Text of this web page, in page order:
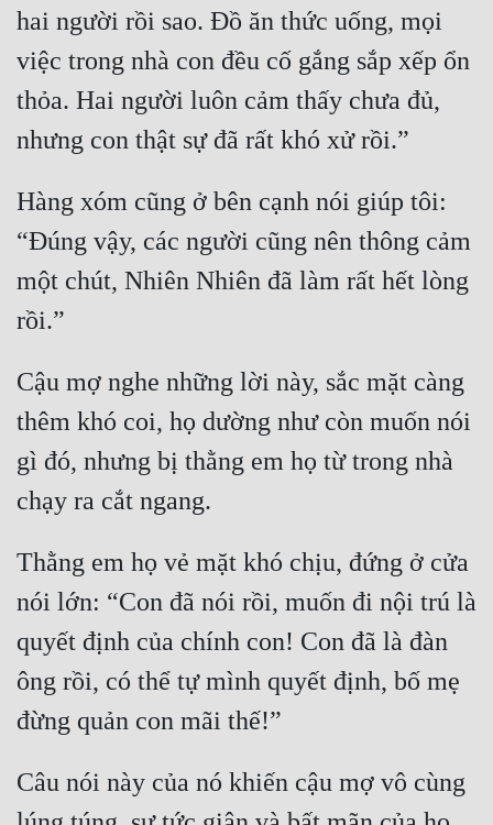
Mưu Mô
Mạt Thế
Mỹ Thực
Ngôn Tình
Ngược
Nữ Cường
Nữ Phụ
Phong Thủy - Tâm Linh
Phương Tây
Phản Phái
Quan Trường
Quân Sự
Thanh Xuân
Tiên Hiệp
Trinh Thám
hai người rồi sao. Đồ ăn thức uống, mọi
việc trong nhà con đều cố gắng sắp xếp ổn
thỏa. Hai người luôn cảm thấy chưa đủ,
Hàng xóm cũng ở bên cạnh nói giúp tôi:
“Đúng vậy, các người cũng nên thông cảm
một chút, Nhiên Nhiên đã làm rất hết lòng
Cậu mợ nghe những lời này, sắc mặt càng
thêm khó coi, họ dường như còn muốn nói
gì đó, nhưng bị thằng em họ từ trong nhà
Thằng em họ vẻ mặt khó chịu, đứng ở cửa
nói lớn: “Con đã nói rồi, muốn đi nội trú là
quyết định của chính con! Con đã là đàn
ông rồi, có thể tự mình quyết định, bố mẹ
Câu nói này của nó khiến cậu mợ vô cùng